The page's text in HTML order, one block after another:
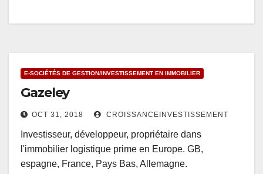
E-SOCIÉTÉS DE GESTION/INVESTISSEMENT EN IMMOBILIER
Gazeley
OCT 31, 2018 CROISSANCEINVESTISSEMENT
Investisseur, développeur, propriétaire dans
l'immobilier logistique prime en Europe. GB,
espagne, France, Pays Bas, Allemagne.